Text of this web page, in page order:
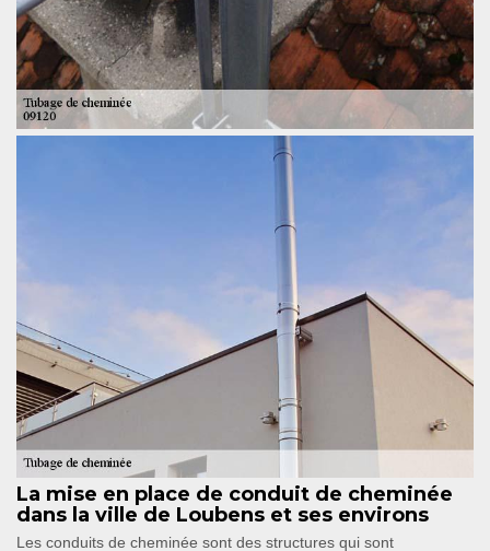
La mise en place de conduit de cheminée
dans la ville de Loubens et ses environs
Les conduits de cheminée sont des structures qui sont